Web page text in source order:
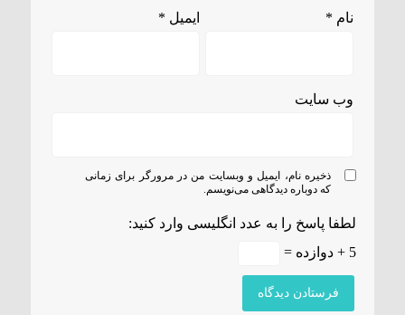
نام * ایمیل *
وب‌ سایت
ذخیره نام، ایمیل و وبسایت من در مرورگر برای زمانی
که دوباره دیدگاهی می‌نویسم.
لطفا پاسخ را به عدد انگلیسی وارد کنید:
5 + دوازده =